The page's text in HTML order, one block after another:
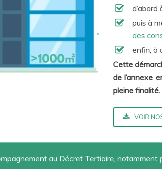
puis à
des
enfin, à
Cette
de l’annexe
pleine finalité.
VOIR
au Décret Tertiaire, notamment